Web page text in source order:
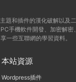
題和插件的漢化破解以及
手機軟件開發、加密解密
一些互聯網的學習資料。
本站資源
Wordpress插件